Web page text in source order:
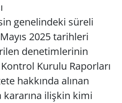
genelindeki süreli
Mayıs 2025 tarihleri
denetimlerinin
Kurulu Raporları
hakkında alınan
ilişkin kimi